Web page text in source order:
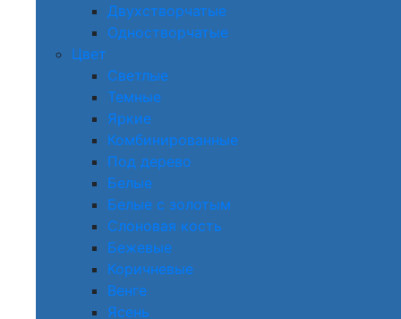
Двухстворчатые
Одностворчатые
Цвет
Светлые
Темные
Яркие
Комбинированные
Под дерево
Белые
Белые с золотым
Слоновая кость
Бежевые
Коричневые
Венге
Ясень